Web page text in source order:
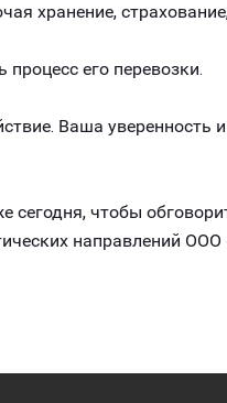
хранение,
его перевозки.
Ваша уверенность
чтобы
направлений